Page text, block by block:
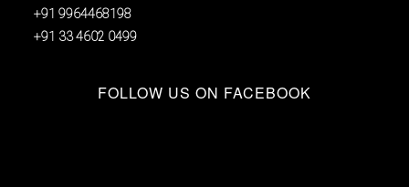
+91 9964468198
+91 33 4602 0499
FOLLOW US ON FACEBOOK